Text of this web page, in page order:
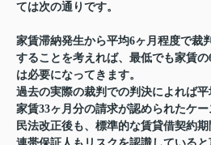
ては次の通りです。
家賃滞納発生から平均6ヶ月程度で裁
することを考えれば、最低でも家賃
は必要になってきます。
過去の実際の裁判での判決によれば
家賃33ヶ月分の請求が認められたケー
民法改正後も、標準的な賃貸借契約